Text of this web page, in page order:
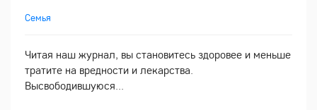
Семья
Читая наш журнал, вы становитесь здоровее и меньше
тратите на вредности и лекарства.
Высвободившуюся...